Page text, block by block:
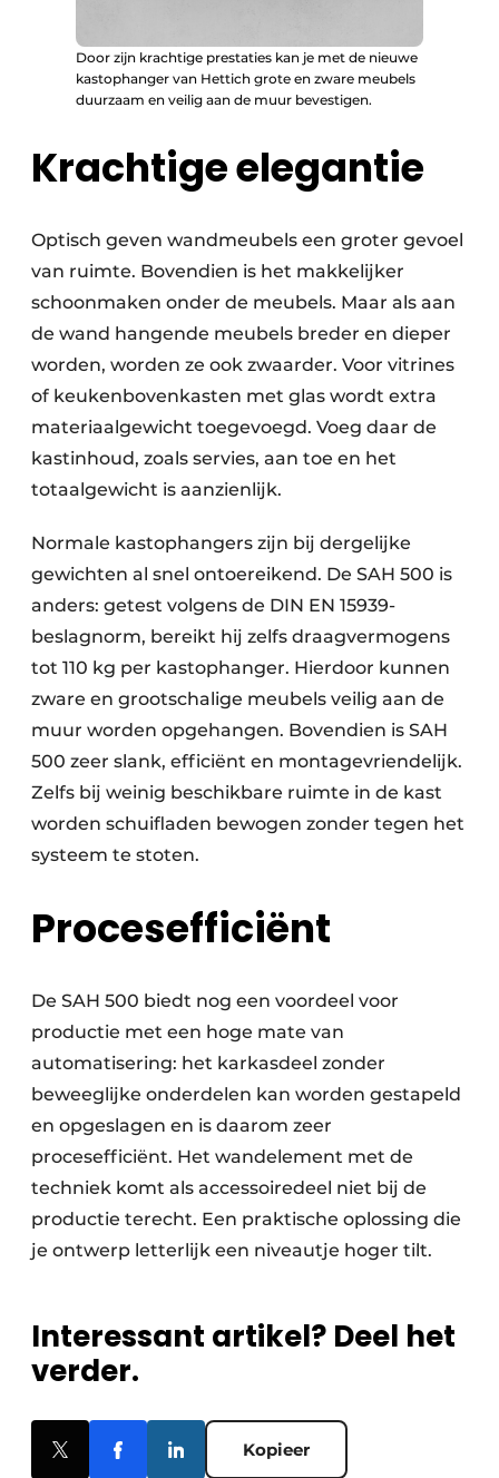
Door zijn krachtige prestaties kan je met de nieuwe
kastophanger van Hettich grote en zware meubels
duurzaam en veilig aan de muur bevestigen.
Krachtige elegantie
Optisch geven wandmeubels een groter gevoel
van ruimte. Bovendien is het makkelijker
schoonmaken onder de meubels. Maar als aan
de wand hangende meubels breder en dieper
worden, worden ze ook zwaarder. Voor vitrines
of keukenbovenkasten met glas wordt extra
materiaalgewicht toegevoegd. Voeg daar de
kastinhoud, zoals servies, aan toe en het
totaalgewicht is aanzienlijk.
Normale kastophangers zijn bij dergelijke
gewichten al snel ontoereikend. De SAH 500 is
anders: getest volgens de DIN EN 15939-
beslagnorm, bereikt hij zelfs draagvermogens
tot 110 kg per kastophanger. Hierdoor kunnen
zware en grootschalige meubels veilig aan de
muur worden opgehangen. Bovendien is SAH
500 zeer slank, efficiënt en montagevriendelijk.
Zelfs bij weinig beschikbare ruimte in de kast
worden schuifladen bewogen zonder tegen het
systeem te stoten.
Procesefficiënt
De SAH 500 biedt nog een voordeel voor
productie met een hoge mate van
automatisering: het karkasdeel zonder
beweeglijke onderdelen kan worden gestapeld
en opgeslagen en is daarom zeer
procesefficiënt. Het wandelement met de
techniek komt als accessoiredeel niet bij de
productie terecht. Een praktische oplossing die
je ontwerp letterlijk een niveautje hoger tilt.
Interessant artikel? Deel het
verder.
Kopieer